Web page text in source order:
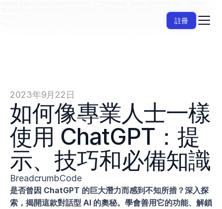
"BreadcrumbList", "itemListElement": [ { "@type": "ListItem", "position": 1, "name":
"Chat GPT", "item": "https://jenni.ai/chat-gpt/" }, { "@type": "ListItem", "position": 2,
"name": "如何使用", "item": "https://jenni.ai/chat-gpt/how-to-use" } ] } </script>
2023年9月22日
如何像專業人士一樣
使用 ChatGPT：提
示、技巧和必備知識
BreadcrumbCode
是否曾因 ChatGPT 的巨大潛力而感到不知所措？深入探
索，揭開這款對話型 AI 的奧秘。學會善用它的功能、解鎖
註冊